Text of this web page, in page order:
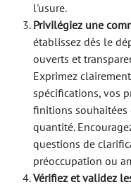
l'usure.
Privilégiez une
établissez dès le
ouverts et
Exprimez
spécifications, vos
finitions souhaitées
quantité.
questions de
préoccupation ou
Vérifiez et validez